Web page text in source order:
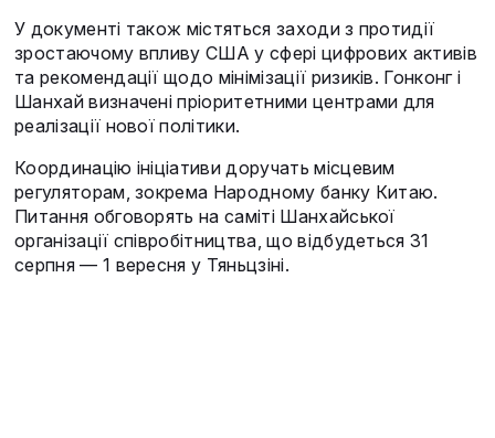
У документі також містяться заходи з протидії
зростаючому впливу США у сфері цифрових активів
та рекомендації щодо мінімізації ризиків. Гонконг і
Шанхай визначені пріоритетними центрами для
реалізації нової політики.
Координацію ініціативи доручать місцевим
регуляторам, зокрема Народному банку Китаю.
Питання обговорять на саміті Шанхайської
організації співробітництва, що відбудеться 31
серпня — 1 вересня у Тяньцзіні.